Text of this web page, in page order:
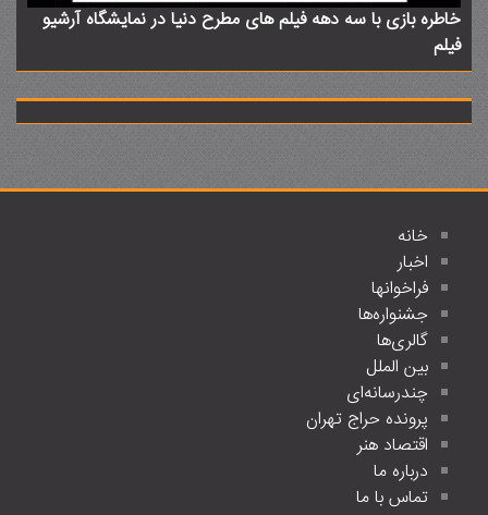
خاطره بازی با سه دهه فیلم های مطرح دنیا در نمایشگاه آرشیو
فیلم
خانه
اخبار
فراخوانها
جشنواره‌ها
گالری‌ها
بین الملل
چندرسانه‌ای
پرونده حراج تهران
اقتصاد هنر
درباره ما
تماس با ما